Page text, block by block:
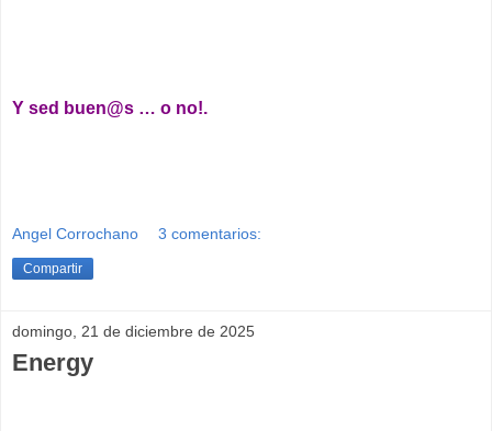
Y sed buen@s … o no!.
Angel Corrochano 3 comentarios:
Compartir
domingo, 21 de diciembre de 2025
Energy